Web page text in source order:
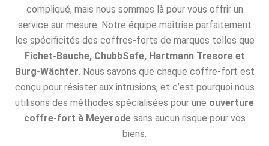
compliqué, mais nous sommes là pour vous offrir un
service sur mesure. Notre équipe maîtrise parfaitement
les spécificités des coffres-forts de marques telles que
Fichet-Bauche, ChubbSafe, Hartmann Tresore et
Burg-Wächter . Nous savons que chaque coffre-fort est
conçu pour résister aux intrusions, et c’est pourquoi nous
utilisons des méthodes spécialisées pour une ouverture
coffre-fort à Meyerodesans aucun risque pour vos
biens.